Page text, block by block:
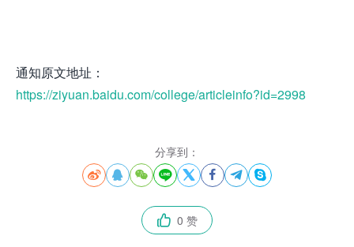
通知原文地址：
https://ziyuan.baidu.com/college/articleinfo?id=2998
分享到：
       
 0 赞